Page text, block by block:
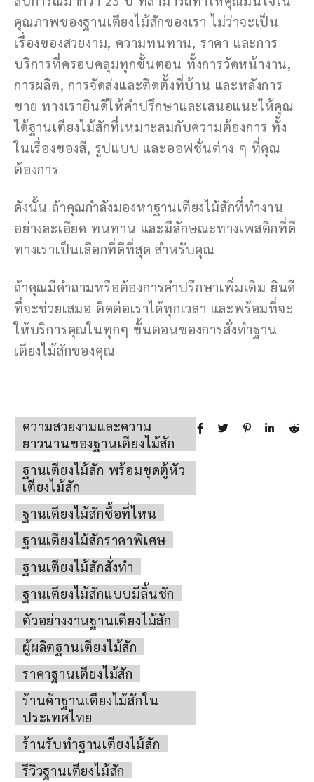
คุณภาพของฐานเตียงไม้สักของเรา ไม่ว่าจะเป็น
เรื่องของสวยงาม, ความทนทาน, ราคา และการ
บริการที่ครอบคลุมทุกขั้นตอน ทั้งการวัดหน้างาน,
การผลิต, การจัดส่งและติดตั้งที่บ้าน และหลังการ
ขาย ทางเรายินดีให้คำปรึกษาและเสนอแนะให้คุณ
ได้ฐานเตียงไม้สักที่เหมาะสมกับความต้องการ ทั้ง
ในเรื่องของสี, รูปแบบ และออฟชั่นต่าง ๆ ที่คุณ
ต้องการ
ดังนั้น ถ้าคุณกำลังมองหาฐานเตียงไม้สักที่ทำงาน
อย่างละเอียด ทนทาน และมีลักษณะทางเพสติกที่ดี
ทางเราเป็นเลือกที่ดีที่สุด สำหรับคุณ
ถ้าคุณมีคำถามหรือต้องการคำปรึกษาเพิ่มเติม ยินดี
ที่จะช่วยเสมอ ติดต่อเราได้ทุกเวลา และพร้อมที่จะ
ให้บริการคุณในทุกๆ ขั้นตอนของการสั่งทำฐาน
เตียงไม้สักของคุณ
ความสวยงามและความ
ยาวนานของฐานเตียงไม้สัก
ฐานเตียงไม้สัก พร้อมชุดตู้หัว
เตียงไม้สัก
ฐานเตียงไม้สักซื้อที่ไหน
ฐานเตียงไม้สักราคาพิเศษ
ฐานเตียงไม้สักสั่งทำ
ฐานเตียงไม้สักแบบมีลิ้นชัก
ตัวอย่างงานฐานเตียงไม้สัก
ผู้ผลิตฐานเตียงไม้สัก
ราคาฐานเตียงไม้สัก
ร้านค้าฐานเตียงไม้สักใน
ประเทศไทย
ร้านรับทำฐานเตียงไม้สัก
รีวิวฐานเตียงไม้สัก